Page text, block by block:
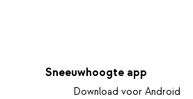
Sneeuwhoogte app
Download voor Android